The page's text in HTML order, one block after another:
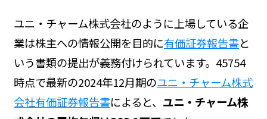
ユニ・チャーム株式会社のように上場している企
業は株主への情報公開を目的に有価証券報告書と
いう書類の提出が義務付けられています。45754
時点で最新の2024年12月期のユニ・チャーム株式
会社有価証券報告書によると、 ユニ・チャーム株